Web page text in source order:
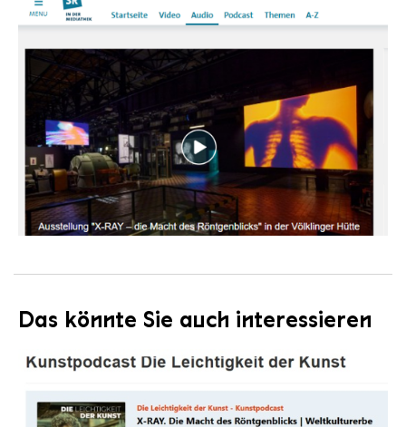
Das könnte Sie auch interessieren